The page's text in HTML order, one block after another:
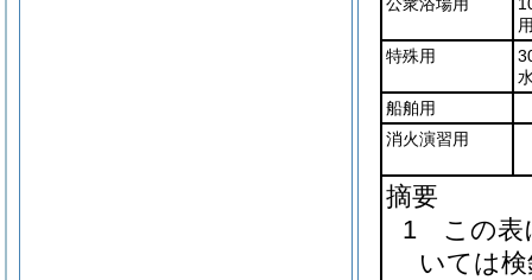
特殊用
船舶用
消火演習用
摘要
1 この表
いては